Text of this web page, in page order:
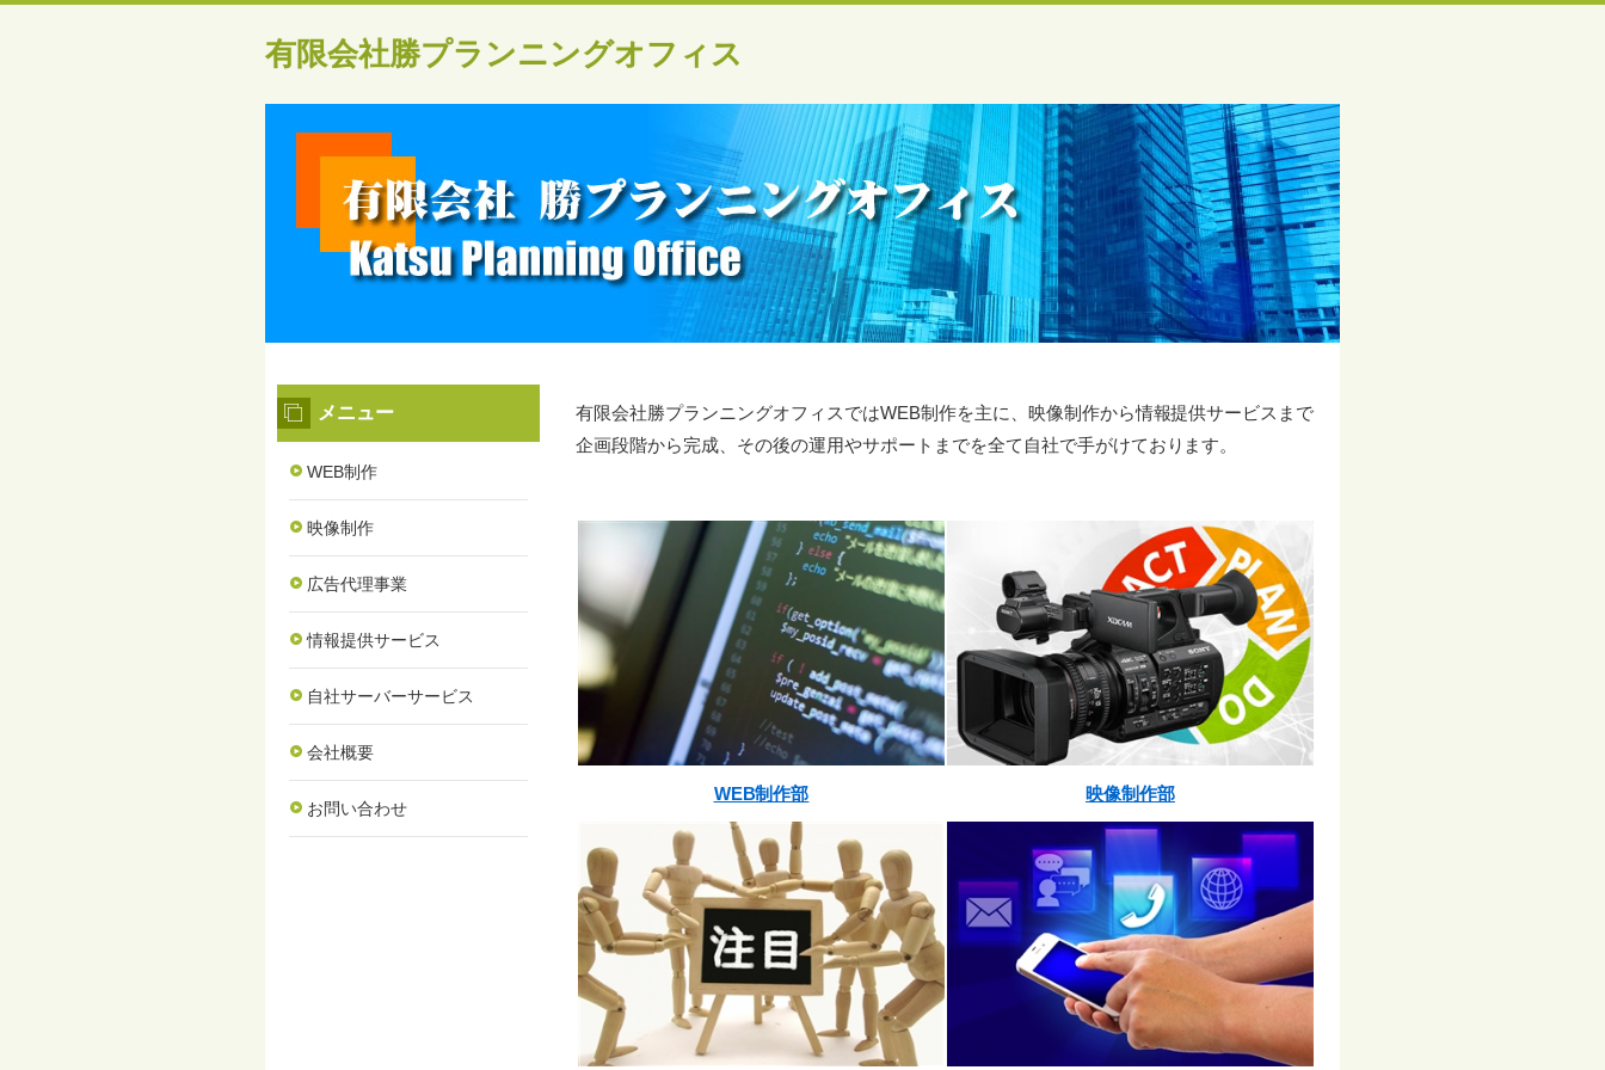
有限会社勝プランニングオフィス
有限会社勝プランニングオフィスではWEB制作を主に、映像制作から情報提供サービスまで
企画段階から完成、その後の運用やサポートまでを全て自社で手がけております。
WEB制作部 映像制作部
メニュー
WEB制作
映像制作
広告代理事業
情報提供サービス
自社サーバーサービス
会社概要
お問い合わせ